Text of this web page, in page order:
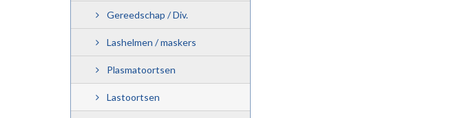
Gereedschap / Div.
Lashelmen / maskers
Plasmatoortsen
Lastoortsen